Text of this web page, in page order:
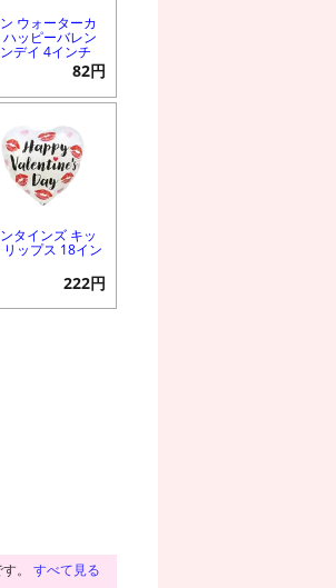
ウォーターカ
ハッピーバレン
デイ 4インチ
82円
タインズ キッ
リップス 18イン
222円
。 すべて見る